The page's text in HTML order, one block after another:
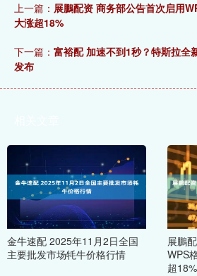
上一篇： 展鵬配资 商务部公告首次启用
大涨超18%
下一篇： 富裕配 加速不到1秒？特斯拉
发布
金牛速配 2025年11月2日全国
主要批发市场牦牛价格行情
展鵬
WPS
超18%